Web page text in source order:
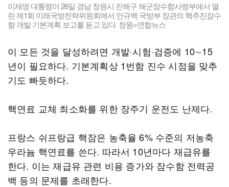
이재명 대통령이 26일 경남 창원시 진해구 해군잠수함사령부에서 열
린 제1회 미래국방전략위원회에서 안규백 국방부 장관의 핵추진잠수
함 개발 기본계획 보고를 듣고 있다. 창원=연합뉴스
이 모든 것을 달성하려면 개발·시험·검증에 10∼15
년이 필요하다. 기본계획상 1번함 진수 시점을 맞추
기도 빠듯하다.
핵연료 교체 최소화를 위한 장주기 운전도 난제다.
프랑스 쉬프랑급 핵잠은 농축율 6% 수준의 저농축
우라늄 핵연료를 쓴다. 따라서 10년마다 재급유를
한다. 이는 재급유 관련 비용 증가와 잠수함 전력공
백 등의 문제를 초래한다.